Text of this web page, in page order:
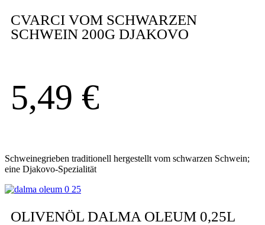
CVARCI VOM SCHWARZEN
SCHWEIN 200G DJAKOVO
5,49 €
Schweinegrieben traditionell hergestellt vom schwarzen Schwein;
eine Djakovo-Spezialität
OLIVENÖL DALMA OLEUM 0,25L